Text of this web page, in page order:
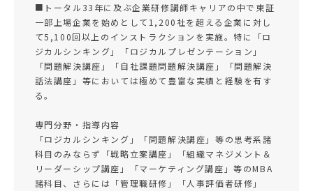
■トータル33年に及ぶ企業研修講師キャリアの中で東証
一部上場企業を始めとして1,200社を超える企業に対し
て5,100回以上のインストラクションを実施。特に「ロ
ジカルシンキング」「ロジカルプレゼンテーション」
「問題解決講座」「自社課題問題解決講座」「問題解決
話法講座」等においては極めて豊富な実績と経験を有す
る。
専門分野・指導内容
「ロジカルシンキング」「問題解決講座」等の思考系諸
科目のみならず「戦略立案講座」「組織マネジメント＆
リーダーシップ講座」「マーケティング講座」等のMBA
諸科目、さらには「管理職研修」「人事評価者研修」